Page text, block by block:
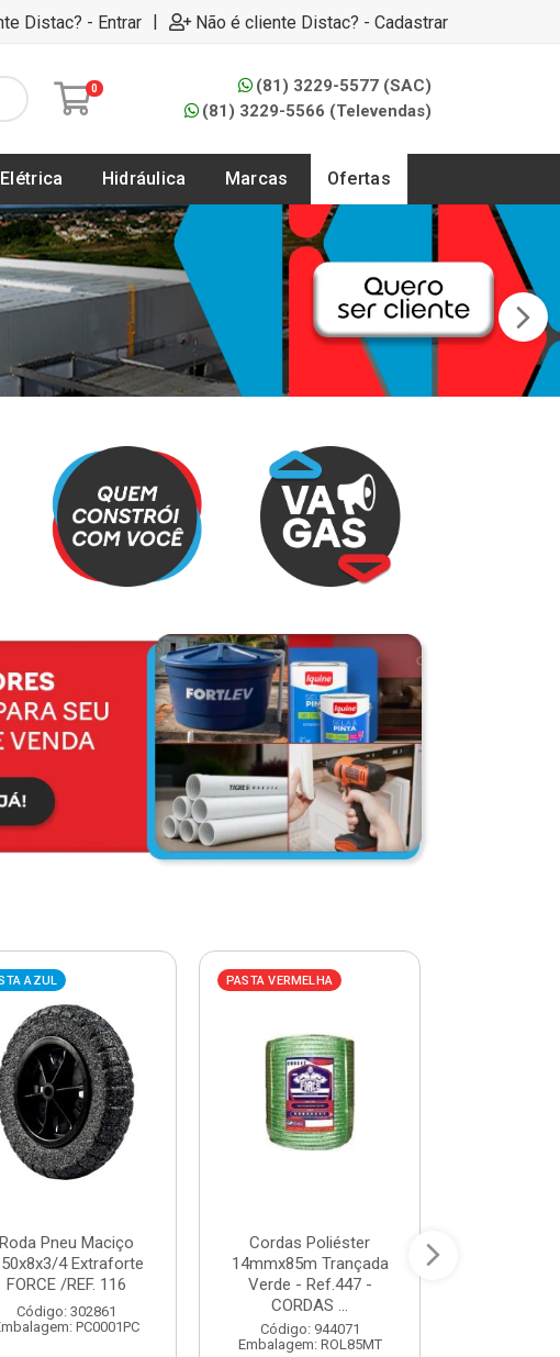
Distac? - Entrar | Não é cliente Distac? - Cadastrar
0
(81) 3229-5577 (SAC)
(81) 3229-5566 (Televendas)
Elétrica Hidráulica Marcas Ofertas
AZUL
Roda Pneu Maciço
4 Extraforte
FORCE /REF. 116
Código: 302861
PC0001PC
PASTA VERMELHA
Cordas Poliéster
14mmx85m Trançada
Verde - Ref.447 -
CORDAS ...
Código: 944071
Embalagem: ROL85MT